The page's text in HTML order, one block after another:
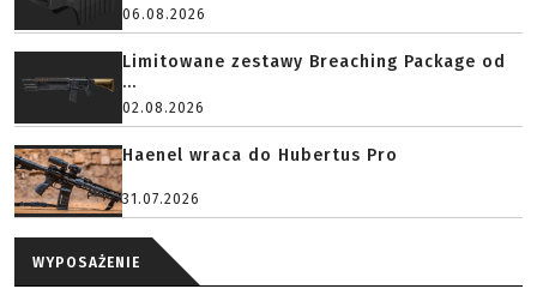
06.08.2026
Limitowane zestawy Breaching Package od
...
02.08.2026
Haenel wraca do Hubertus Pro
31.07.2026
WYPOSAŻENIE